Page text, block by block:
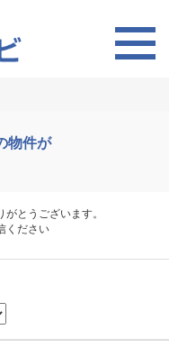
物件が
とうございます。
ください